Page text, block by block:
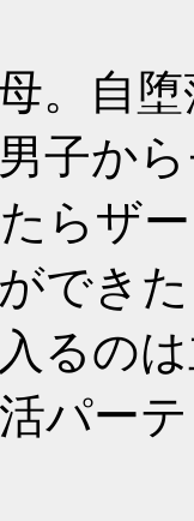
。自堕
子か
らザ
でき
るの
パー